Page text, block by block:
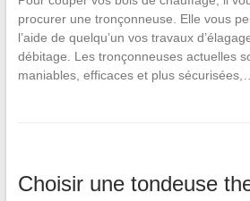
procurer une tronçonneuse. Elle vous
l’aide de quelqu’un vos travaux
débitage. Les tronçonneuses actuelles
maniables, efficaces et plus sécurisées,…
Choisir une tondeuse